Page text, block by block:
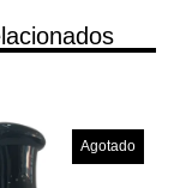
Agotado